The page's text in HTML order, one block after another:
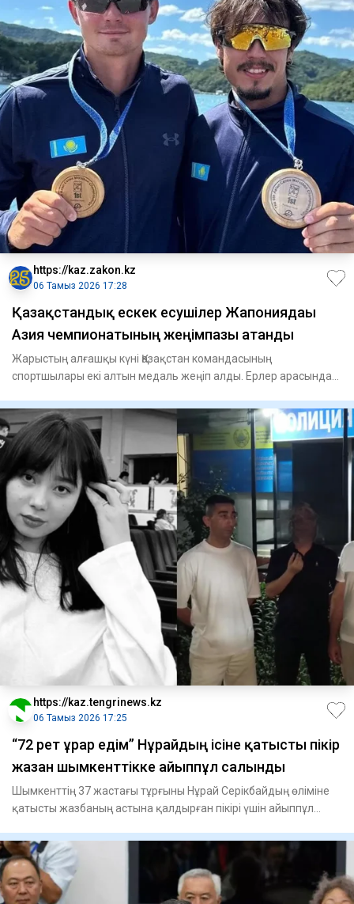
https://kaz.zakon.kz
06 Тамыз 2026 17:28
Қазақстандық ескек есушілер Жапониядағы
Азия чемпионатының жеңімпазы атанды
Жарыстың алғашқы күні Қазақстан командасының
спортшылары екі алтын медаль жеңіп алды. Ерлер арасында
https://kaz.tengrinews.kz
06 Тамыз 2026 17:25
“72 рет ұрар едім” Нұрайдың ісіне қатысты пікір
жазған шымкенттікке айыппұл салынды
Шымкенттің 37 жастағы тұрғыны Нұрай Серікбайдың өліміне
қатысты жазбаның астына қалдырған пікірі үшін айыппұл